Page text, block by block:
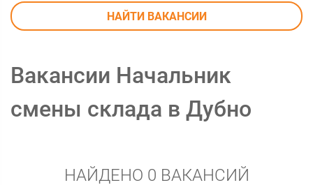
НАЙТИ ВАКАНСИИ
Вакансии Начальник
смены склада в Дубно
НАЙДЕНО 0 ВАКАНСИЙ